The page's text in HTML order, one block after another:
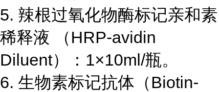
5. 辣根过氧化物酶标记亲和素
稀释液 （HRP-avidin
Diluent）： 1×10ml/瓶。
6. 生物素标记抗体（Biotin-